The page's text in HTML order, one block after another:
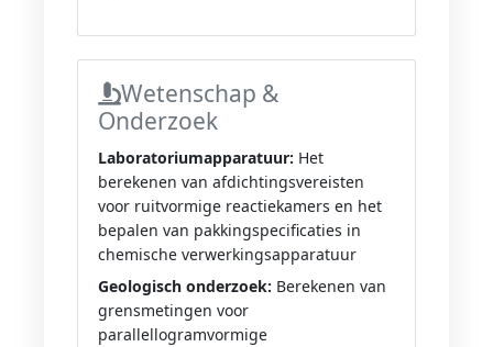
Wetenschap &
Onderzoek
Laboratoriumapparatuur: Het
berekenen van afdichtingsvereisten
voor ruitvormige reactiekamers en het
bepalen van pakkingspecificaties in
chemische verwerkingsapparatuur
Geologisch onderzoek: Berekenen van
grensmetingen voor
parallellogramvormige